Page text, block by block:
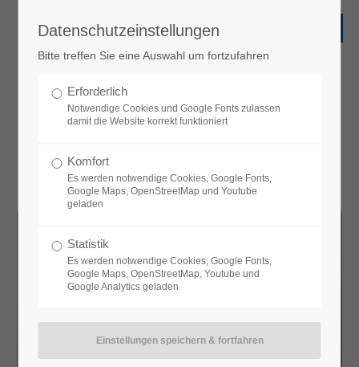
Aktuelle Nachrichten
Datenschutzeinstellungen
Bitte treffen Sie eine Auswahl um fortzufahren
Erforderlich
Notwendige Cookies und Google Fonts zulassen
damit die Website korrekt funktioniert
Komfort
Es werden notwendige Cookies, Google Fonts,
Google Maps, OpenStreetMap und Youtube
geladen
Statistik
Es werden notwendige Cookies, Google Fonts,
Google Maps, OpenStreetMap, Youtube und
Google Analytics geladen